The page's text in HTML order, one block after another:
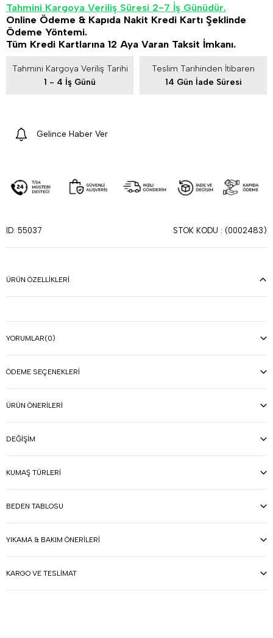
Tahmini Kargoya Veriliş Süresi 2-7 İş Günüdür.
Online Ödeme & Kapıda Nakit Kredi Kartı Şeklinde
Ödeme Yöntemi.
Tüm Kredi Kartlarına 12 Aya Varan Taksit İmkanı.
Tahmini Kargoya Veriliş Tarihi
1 - 4 İş Günü
Teslim Tarihinden İtibaren
14 Gün İade Süresi
Gelince Haber Ver
ID: 55037 STOK KODU (0002483)
ÜRÜN ÖZELLIKLERI
YORUMLAR(0)
ÖDEME SEÇENEKLERI
ÜRÜN ÖNERILERI
DEĞIŞIM
KUMAŞ TÜRLERI
BEDEN TABLOSU
YIKAMA & BAKIM ÖNERILERI
KARGO VE TESLIMAT